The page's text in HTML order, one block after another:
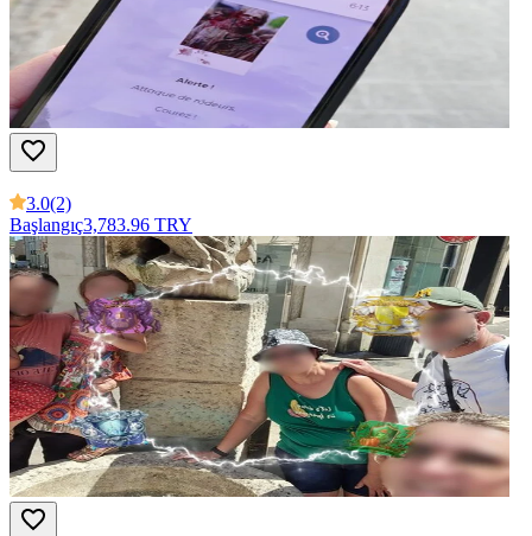
3.0(2)
Başlangıç3,783.96 TRY